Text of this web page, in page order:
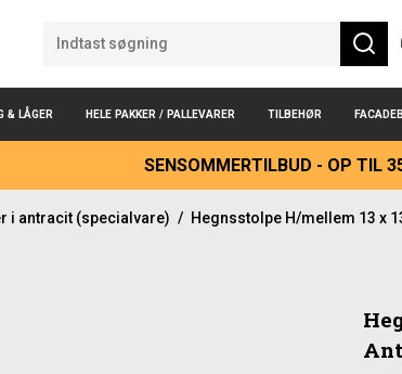
& LÅGER HELE PAKKER / PALLEVARER TILBEHØR
SENSOMMERTILBUD - OP TIL
i antracit (specialvare) / Hegnsstolpe H/mellem 13 x